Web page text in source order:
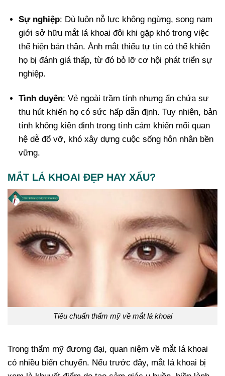
Sự nghiệp: Dù luôn nỗ lực không ngừng, song nam
giới sở hữu mắt lá khoai đôi khi gặp khó trong việc
thể hiện bản thân. Ánh mắt thiếu tự tin có thể khiến
họ bị đánh giá thấp, từ đó bỏ lỡ cơ hội phát triển sự
nghiệp.
Tình duyên: Vẻ ngoài trầm tính nhưng ẩn chứa sự
thu hút khiến họ có sức hấp dẫn định. Tuy nhiên, bản
tính không kiên định trong tình cảm khiến mối quan
hệ dễ đổ vỡ, khó xây dựng cuộc sống hôn nhân bền
vững.
MẮT LÁ KHOAI ĐẸP HAY XẤU?
Tiêu chuẩn thẩm mỹ về mắt lá khoai
Trong thẩm mỹ đương đại, quan niệm về mắt lá khoai
có nhiều biến chuyển. Nếu trước đây, mắt lá khoai bị